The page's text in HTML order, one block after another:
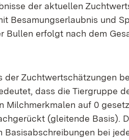
der aktuellen
Besamungserlaubnis und
erfolgt nach dem
Zuchtwertschätzungen
dass die Tiergruppe
Milchmerkmalen auf 0
(gleitende Basis).
bei